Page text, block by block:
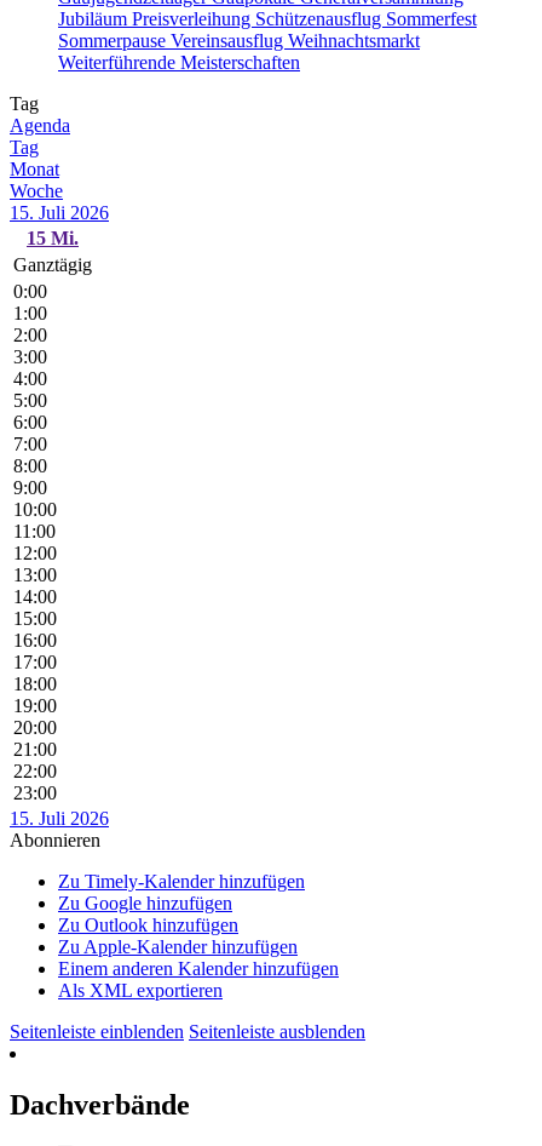
Jubiläum Preisverleihung Schützenausflug Sommerfest
Sommerpause Vereinsausflug Weihnachtsmarkt
Weiterführende Meisterschaften
Tag
Agenda
Tag
Monat
Woche
15. Juli 2026
15 Mi.
Ganztägig
0:00
1:00
2:00
3:00
4:00
5:00
6:00
7:00
8:00
9:00
10:00
11:00
12:00
13:00
14:00
15:00
16:00
17:00
18:00
19:00
20:00
21:00
22:00
23:00
15. Juli 2026
Abonnieren
Zu Timely-Kalender hinzufügen
Zu Google hinzufügen
Zu Outlook hinzufügen
Zu Apple-Kalender hinzufügen
Einem anderen Kalender hinzufügen
Als XML exportieren
Seitenleiste einblenden Seitenleiste ausblenden
Dachverbände